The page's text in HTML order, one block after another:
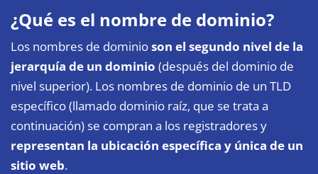
¿Qué es el nombre de dominio?
Los nombres de dominioson el segundo nivel de la
jerarquía de un dominio (después del dominio de
nivel superior). Los nombres de dominio de un TLD
específico (llamado dominio raíz, que se trata a
continuación) se compran a los registradores y
representan la ubicación específica y única de un
sitio web.